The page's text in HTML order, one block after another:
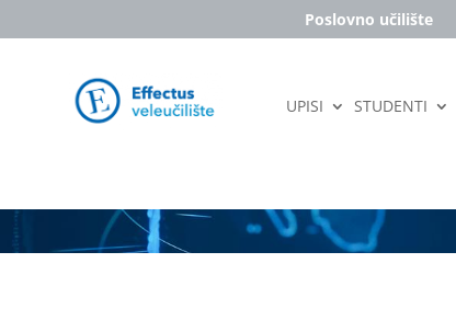
Poslovno učilište
UPISI STUDENTI